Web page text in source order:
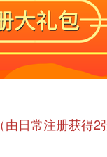
（由日常注册获得